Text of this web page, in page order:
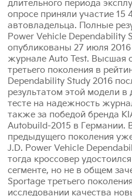
длительного периода
опросе приняли участие 15
автовладельца. Полные
Power Vehicle Dependability
опубликованы 27 июля
журнале Auto Test. Высшая
третьего поколения в
Dependability Study 2016
результатом этой модели
тесте на надежность
также за победой бренда
Autobuild-2015 в Германии.
предыдущего поколения
J.D. Power Vehicle
тогда кроссовер
сегменте, но не в общем
Sportage третьего
исследовании качества